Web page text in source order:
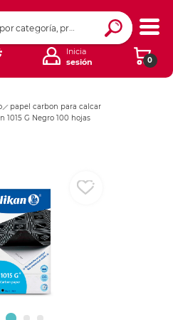
0
Inicia
sesión
papel carbon para calcar
1015 G Negro 100 hojas
Ingresar Codigo